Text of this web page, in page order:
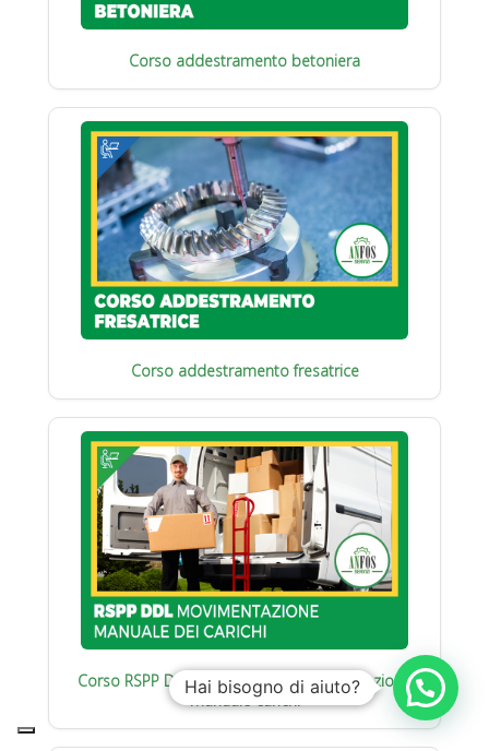
Corso addestramento betoniera
Corso addestramento fresatrice
Corso RSPP Datore di Lavoro : Movimentazione
manuale carichi
Hai bisogno di aiuto?